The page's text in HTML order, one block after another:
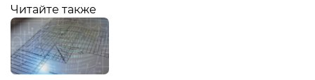
Читайте также